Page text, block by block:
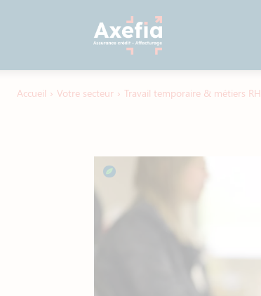
Accueil › Votre secteur › Travail temporaire & métiers RH